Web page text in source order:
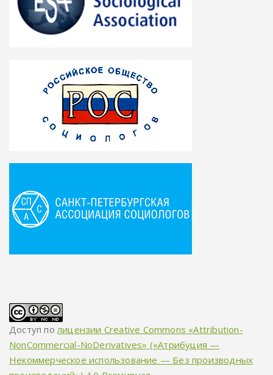
Доступ полицензии Creative Commons «Attribution-
NonCommercial-NoDerivatives» («Атрибуция —
Некоммерческое использование — Без производных